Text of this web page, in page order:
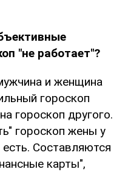
"не работает"?
и женщина
гороскоп
гороскоп другого.
гороскоп жены у
Составляются
карты",